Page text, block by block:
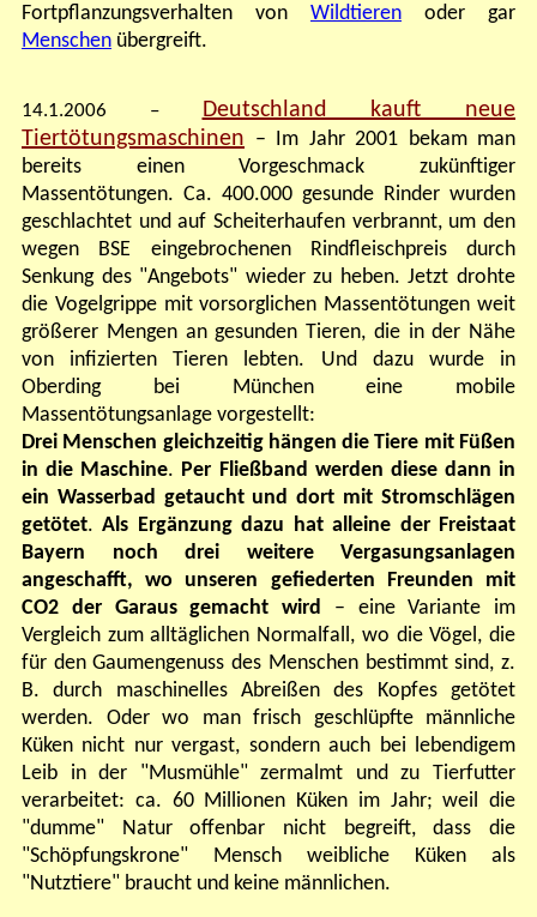
Fortpflanzungsverhalten von Wildtieren oder gar
Menschen übergreift.
14.1.2006 –
Deutschland kauft neue
Tiertötungsmaschinen – Im Jahr 2001 bekam man
bereits einen Vorgeschmack zukünftiger
Massentötungen. Ca. 400.000 gesunde Rinder wurden
geschlachtet und auf Scheiterhaufen verbrannt, um den
wegen BSE eingebrochenen Rindfleischpreis durch
Senkung des "Angebots" wieder zu heben. Jetzt drohte
die Vogelgrippe mit vorsorglichen Massentötungen weit
größerer Mengen an gesunden Tieren, die in der Nähe
von infizierten Tieren lebten. Und dazu wurde in
Oberding bei München eine mobile
Massentötungsanlage vorgestellt:
Drei Menschen gleichzeitig hängen die Tiere mit Füßen
in die Maschine. Per Fließband werden diese dann in
ein Wasserbad getaucht und dort mit Stromschlägen
getötet. Als Ergänzung dazu hat alleine der Freistaat
Bayern noch drei weitere Vergasungsanlagen
angeschafft, wo unseren gefiederten Freunden mit
CO2 der Garaus gemacht wird
– eine Variante im
Vergleich zum alltäglichen Normalfall, wo die Vögel, die
für den Gaumengenuss des Menschen bestimmt sind, z.
B. durch maschinelles Abreißen des Kopfes getötet
werden. Oder wo man frisch geschlüpfte männliche
Küken nicht nur vergast, sondern auch bei lebendigem
Leib in der "Musmühle" zermalmt und zu Tierfutter
verarbeitet: ca. 60 Millionen Küken im Jahr; weil die
"dumme" Natur offenbar nicht begreift, dass die
"Schöpfungskrone" Mensch weibliche Küken als
"Nutztiere" braucht und keine männlichen.